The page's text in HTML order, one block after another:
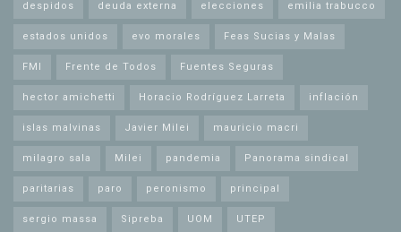
despidos deuda externa elecciones emilia trabucco
estados unidos evo morales Feas Sucias y Malas
FMI Frente de Todos Fuentes Seguras
hector amichetti Horacio Rodríguez Larreta inflación
islas malvinas Javier Milei mauricio macri
milagro sala Milei pandemia Panorama sindical
paritarias paro peronismo principal
sergio massa Sipreba UOM UTEP